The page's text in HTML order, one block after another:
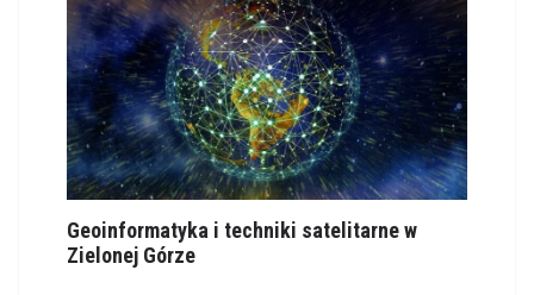
Geoinformatyka i techniki satelitarne w
Zielonej Górze